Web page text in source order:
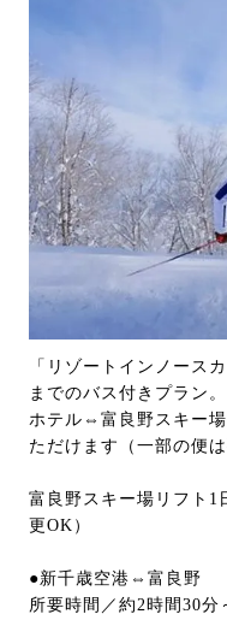
「リゾートインノース
までのバス付きプラン。
ホテル⇔富良野スキー
ただけます（一部の便は
富良野スキー場リフト1
更OK）
●新千歳空港⇔富良野
所要時間／約2時間30分